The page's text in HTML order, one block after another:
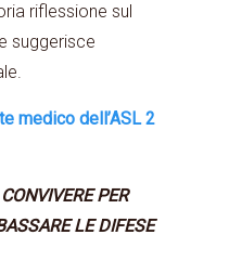
riflessione sul
suggerisce
medico dell’ASL 2
PER
LE DIFESE